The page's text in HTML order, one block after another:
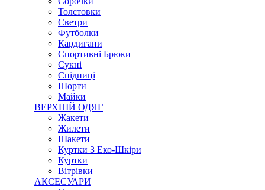
Толстовки
Светри
Футболки
Кардигани
Спортивні Брюки
Сукні
Спідниці
Шорти
Майки
ВЕРХНІЙ ОДЯГ
Жакети
Жилети
Шакети
Куртки З Еко-Шкіри
Куртки
Вітрівки
АКСЕСУАРИ